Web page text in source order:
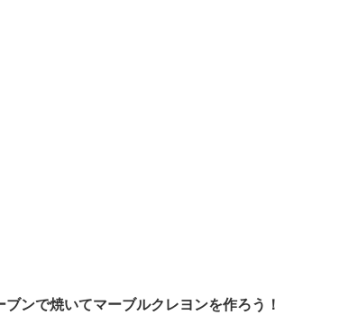
ンで焼いてマーブルクレヨンを作ろう！